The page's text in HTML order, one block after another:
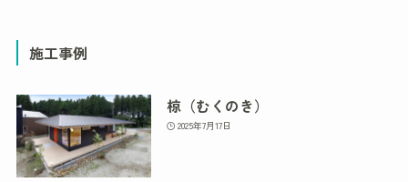
施工事例
椋（むくのき）
2025年7月17日